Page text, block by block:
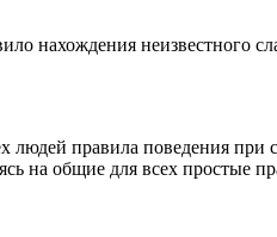
нахождения неизвестного
правила поведения при
на общие для всех простые